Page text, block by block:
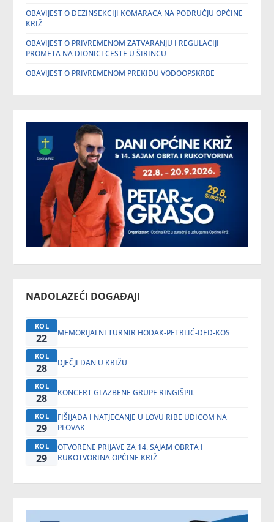
OBAVIJEST O DEZINSEKCIJI KOMARACA NA PODRUČJU OPĆINE
KRIŽ
OBAVIJEST O PRIVREMENOM ZATVARANJU I REGULACIJI
PROMETA NA DIONICI CESTE U ŠIRINCU
OBAVIJEST O PRIVREMENOM PREKIDU VODOOPSKRBE
NADOLAZEĆI DOGAĐAJI
KOL
22 MEMORIJALNI TURNIR HODAK-PETRLIĆ-DED-KOS
KOL
28 DJEČJI DAN U KRIŽU
KOL
28 KONCERT GLAZBENE GRUPE RINGIŠPIL
KOL
29
FIŠIJADA I NATJECANJE U LOVU RIBE UDICOM NA
PLOVAK
KOL
29
OTVORENE PRIJAVE ZA 14. SAJAM OBRTA I
RUKOTVORINA OPĆINE KRIŽ